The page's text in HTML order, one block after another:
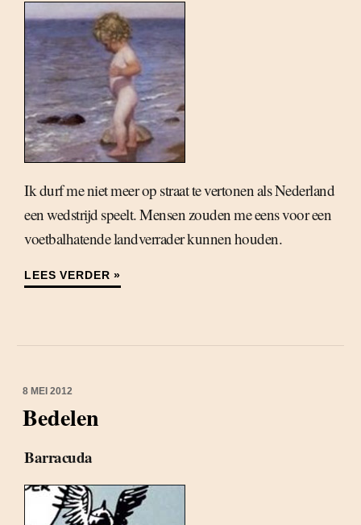
Ik durf me niet meer op straat te vertonen als Nederland
een wedstrijd speelt. Mensen zouden me eens voor een
voetbalhatende landverrader kunnen houden.
LEES VERDER »
8 MEI 2012
Bedelen
Barracuda